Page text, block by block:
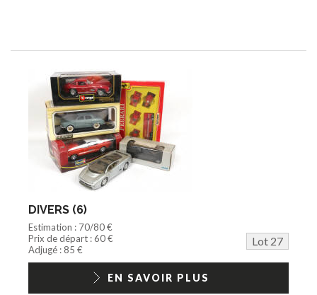
DIVERS (6)
Estimation : 70/80 €
Prix de départ : 60 €
Lot 27
Adjugé : 85 €
EN SAVOIR PLUS